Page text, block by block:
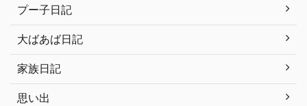
プー子日記
大ばあば日記
家族日記
思い出